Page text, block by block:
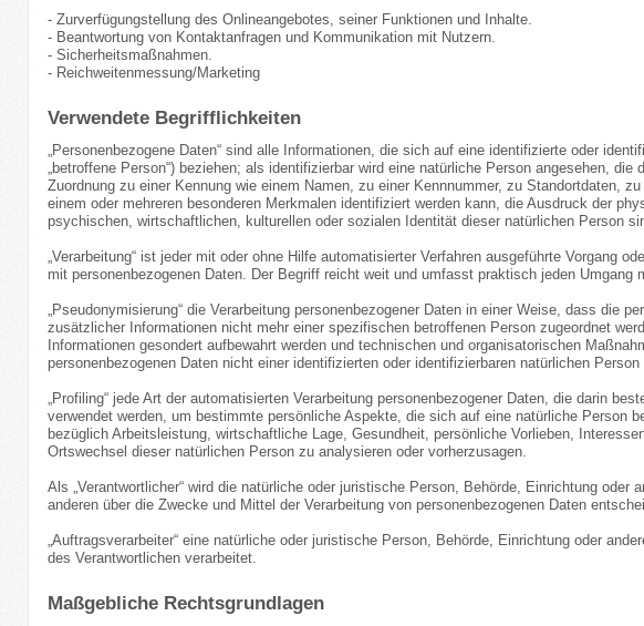
- Zurverfügungstellung des Onlineangebotes, seiner Funktionen und Inhalte.
- Beantwortung von Kontaktanfragen und Kommunikation mit Nutzern.
- Sicherheitsmaßnahmen.
- Reichweitenmessung/Marketing
Verwendete Begrifflichkeiten
„Personenbezogene Daten“ sind alle Informationen, die sich auf eine identifizierte oder
„betroffene Person“) beziehen; als identifizierbar wird eine natürliche Person angesehen,
Zuordnung zu einer Kennung wie einem Namen, zu einer Kennnummer, zu Standortdaten,
einem oder mehreren besonderen Merkmalen identifiziert werden kann, die Ausdruck der
psychischen, wirtschaftlichen, kulturellen oder sozialen Identität dieser natürlichen Person
„Verarbeitung“ ist jeder mit oder ohne Hilfe automatisierter Verfahren ausgeführte Vorgang
mit personenbezogenen Daten. Der Begriff reicht weit und umfasst praktisch jeden Umgang
„Pseudonymisierung“ die Verarbeitung personenbezogener Daten in einer Weise, dass die
zusätzlicher Informationen nicht mehr einer spezifischen betroffenen Person zugeordnet
Informationen gesondert aufbewahrt werden und technischen und organisatorischen
personenbezogenen Daten nicht einer identifizierten oder identifizierbaren natürlichen Person
„Profiling“ jede Art der automatisierten Verarbeitung personenbezogener Daten, die darin
verwendet werden, um bestimmte persönliche Aspekte, die sich auf eine natürliche Person
bezüglich Arbeitsleistung, wirtschaftliche Lage, Gesundheit, persönliche Vorlieben,
Ortswechsel dieser natürlichen Person zu analysieren oder vorherzusagen.
Als „Verantwortlicher“ wird die natürliche oder juristische Person, Behörde, Einrichtung oder
anderen über die Zwecke und Mittel der Verarbeitung von personenbezogenen Daten
„Auftragsverarbeiter“ eine natürliche oder juristische Person, Behörde, Einrichtung oder
des Verantwortlichen verarbeitet.
Maßgebliche Rechtsgrundlagen